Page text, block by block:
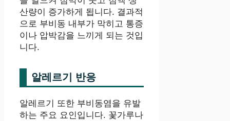
산량이 증가하게 됩니다. 결과적
으로 부비동 내부가 막히고 통증
이나 압박감을 느끼게 되는 것입
니다.
알레르기 반응
알레르기 또한 부비동염을 유발
하는 주요 요인입니다. 꽃가루나